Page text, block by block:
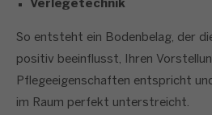
Verlegetechnik
So entsteht ein Bodenbelag, der
positiv beeinflusst, Ihren
Pflegeeigenschaften entspricht
im Raum perfekt unterstreicht.